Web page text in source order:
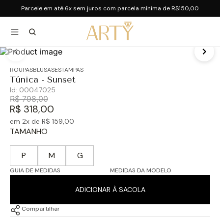
Parcele em até 6x sem juros com parcela mínima de R$150,00
ROUPASBLUSASESTAMPAS
Túnica - Sunset
Id: 00047025
R$ 798,00
R$ 318,00
em 2x de R$ 159,00
TAMANHO
P M G
GUIA DE MEDIDAS MEDIDAS DA MODELO
ADICIONAR À SACOLA
Compartilhar